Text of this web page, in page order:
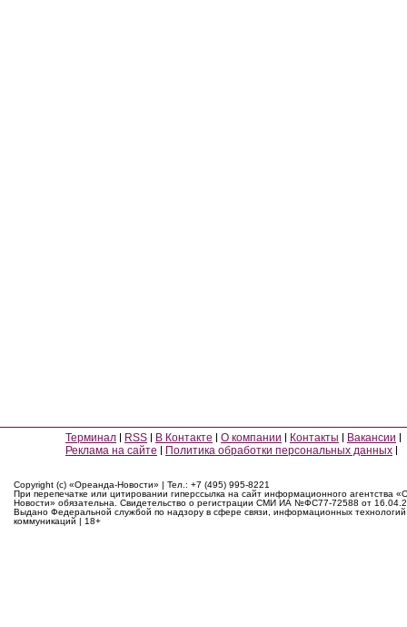
Терминал RSS В Контакте О компании Контакты
Вакансии
Реклама на сайте
Политика обработки персональных данных
Copyright (c) «Ореанда-Новости» | Тел.: +7 (495) 995-8221
При перепечатке или цитировании гиперссылка на сайт информационного агентства
Новости» обязательна. Свидетельство о регистрации СМИ ИА №ФС77-72588 от
Выдано Федеральной службой по надзору в сфере связи, информационных
коммуникаций | 18+